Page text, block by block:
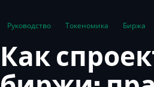
Руководство Токеномика Биржа
Как